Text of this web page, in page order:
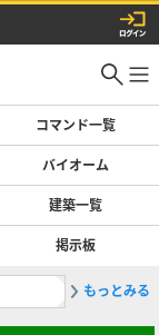
コマンド一覧
バイオーム
建築一覧
掲示板
2村人の
もっとみる